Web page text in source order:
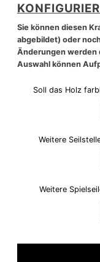
Sie können diesen
abgebildet) oder
Änderungen werden
Auswahl können
Soll das Holz
Weitere
Weitere